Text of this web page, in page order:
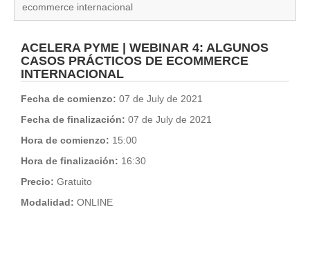
ecommerce internacional
ACELERA PYME | WEBINAR 4: ALGUNOS
CASOS PRÁCTICOS DE ECOMMERCE
INTERNACIONAL
Fecha de comienzo: 07 de July de 2021
Fecha de finalización: 07 de July de 2021
Hora de comienzo: 15:00
Hora de finalización: 16:30
Precio: Gratuito
Modalidad: ONLINE